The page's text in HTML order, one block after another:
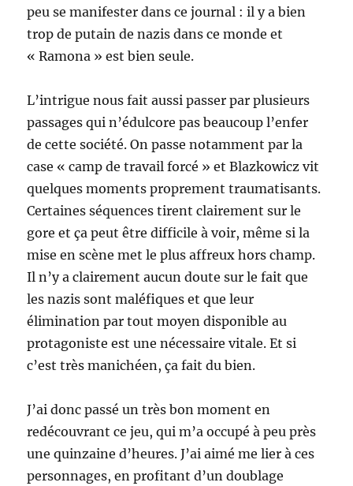
peu se manifester dans ce journal : il y a bien
trop de putain de nazis dans ce monde et
« Ramona » est bien seule.
L’intrigue nous fait aussi passer par plusieurs
passages qui n’édulcore pas beaucoup l’enfer
de cette société. On passe notamment par la
case « camp de travail forcé » et Blazkowicz vit
quelques moments proprement traumatisants.
Certaines séquences tirent clairement sur le
gore et ça peut être difficile à voir, même si la
mise en scène met le plus affreux hors champ.
Il n’y a clairement aucun doute sur le fait que
les nazis sont maléfiques et que leur
élimination par tout moyen disponible au
protagoniste est une nécessaire vitale. Et si
c’est très manichéen, ça fait du bien.
J’ai donc passé un très bon moment en
redécouvrant ce jeu, qui m’a occupé à peu près
une quinzaine d’heures. J’ai aimé me lier à ces
personnages, en profitant d’un doublage